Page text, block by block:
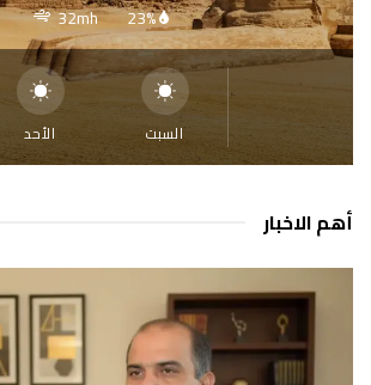
23%
32mh
السبت الأحد
أهم الاخبار